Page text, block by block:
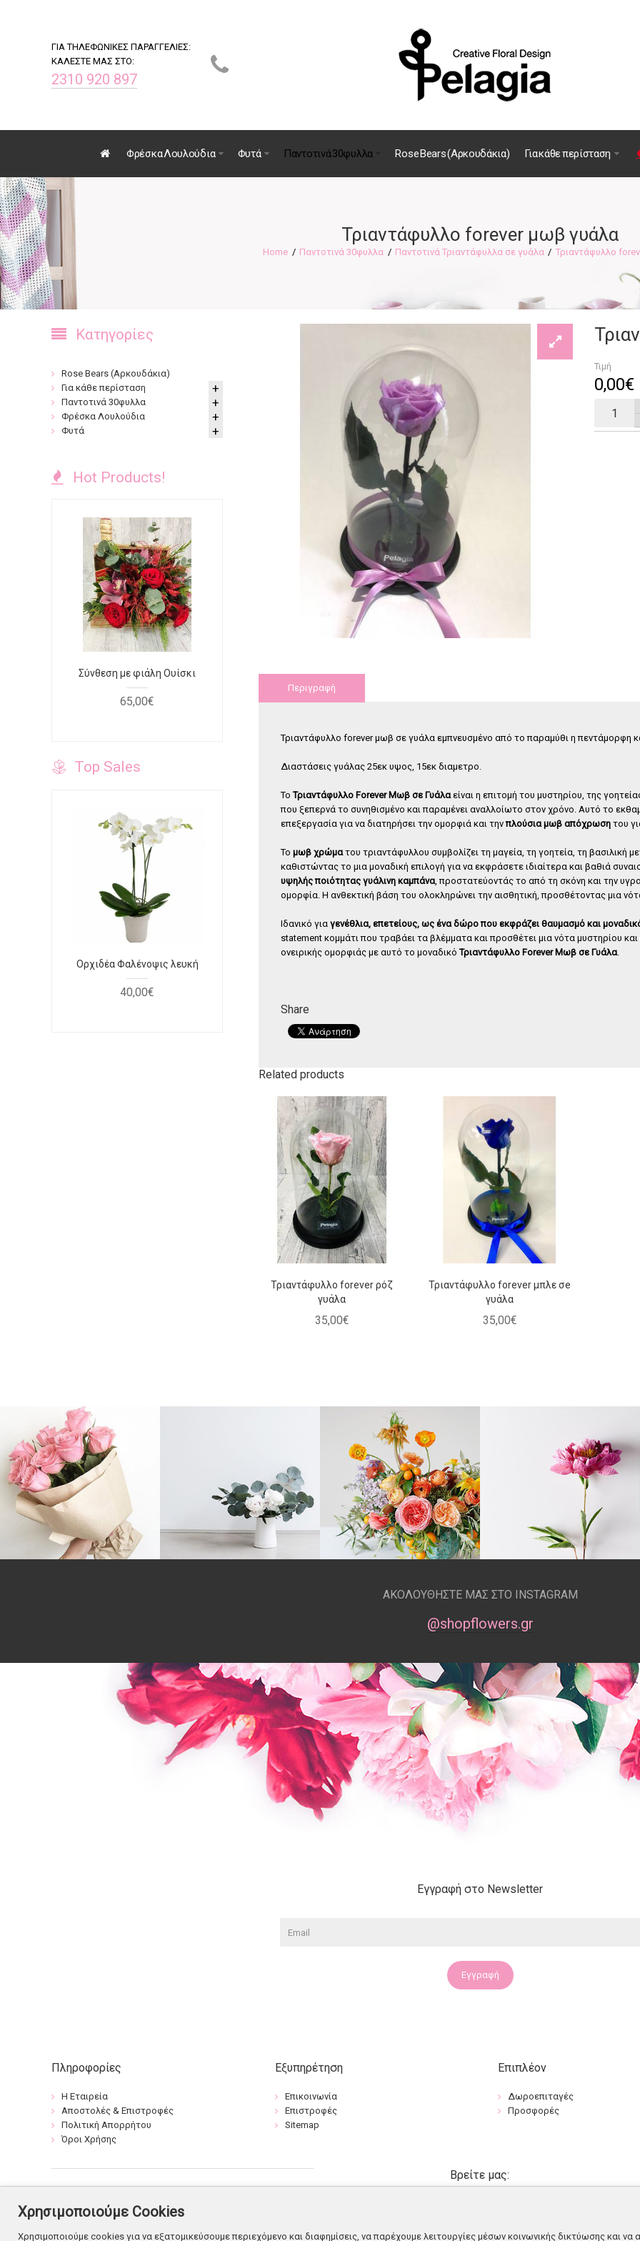
ΓΙΑ ΤΗΛΕΦΩΝΙΚΕΣ ΠΑΡΑΓΓΕΛΙΕΣ:
ΚΑΛΕΣΤΕ ΜΑΣ ΣΤΟ:
2310 920 897
Φρέσκα Λουλούδια Φυτά Παντοτινά 30φυλλα Rose Bears (Αρκουδάκια) Για κάθε περίσταση
Τριαντάφυλλο forever μωβ γυάλα
Παντοτινά 30φυλλα Παντοτινά Τριαντάφυλλα σε γυάλα Τριαντάφυλλο
Τιμή
0,00€
Περιγραφή
Τριαντάφυλλο forever μωβ σε γυάλα εμπνευσμένο από το παραμύθι η πεντάμορφη
Διαστάσεις γυάλας 25εκ υψος, 15εκ διαμετρο.
ΤοΤριαντάφυλλο Forever Μωβ σε Γυάλαείναι η επιτομή του μυστηρίου, της
που ξεπερνά το συνηθισμένο και παραμένει αναλλοίωτο στον χρόνο. Αυτό το
επεξεργασία για να διατηρήσει την ομορφιά και τηνπλούσια μωβ απόχρωση του
Το μωβ χρώματου τριαντάφυλλου συμβολίζει τη μαγεία, τη γοητεία, τη βασιλική
καθιστώντας το μια μοναδική επιλογή για να εκφράσετε ιδιαίτερα και βαθιά
υψηλής ποιότητας γυάλινη καμπάνα, προστατεύοντάς το από τη σκόνη και την
ομορφία. Η ανθεκτική βάση του ολοκληρώνει την αισθητική, προσθέτοντας μια
Ιδανικό για γενέθλια, επετείους, ως ένα δώρο που εκφράζει θαυμασμό και
statement κομμάτι που τραβάει τα βλέμματα και προσθέτει μια νότα μυστηρίου
ονειρικής ομορφιάς με αυτό το μοναδικόΤριαντάφυλλο Forever Μωβ σε Γυάλα.
Share
Related products
Τριαντάφυλλο forever ρόζ
γυάλα
35,00€
Τριαντάφυλλο forever μπλε σe
γυάλα
35,00€
Κατηγορίες
Rose Bears (Αρκουδάκια)
Για κάθε περίσταση
Παντοτινά 30φυλλα
Φρέσκα Λουλούδια
Φυτά
Hot Products!
Σύνθεση με φιάλη Ουίσκι
65,00€
Τριαντάφυλλο forever
κόκκινο κουτί 4 τεμάχια
Top Sales
Ορχιδέα Φαλένοψις λευκή
40,00€
30
ΑΚΟΛΟΥΘΗΣΤΕ ΜΑΣ ΣΤΟ INSTAGRAM
@shopflowers.gr
Εγγραφή στο Newsletter
Εγγραφή
Πληροφορίες
Η Εταιρεία
Αποστολές & Επιστροφές
Πολιτική Απορρήτου
Όροι Χρήσης
Εξυπηρέτηση
Επικοινωνία
Επιστροφές
Sitemap
Επιπλέον
Δωροεπιταγές
Προσφορές
Βρείτε μας:
Χρησιμοποιούμε Cookies
Χρησιμοποιούμε cookies για να εξατομικεύσουμε περιεχόμενο και διαφημίσεις, να παρέχουμε λειτουργίες μέσων κοινωνικής δικτύωσης και να